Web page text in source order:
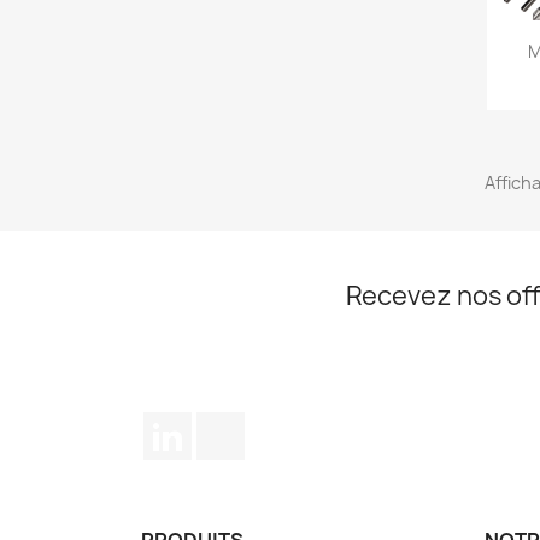
Recevez nos